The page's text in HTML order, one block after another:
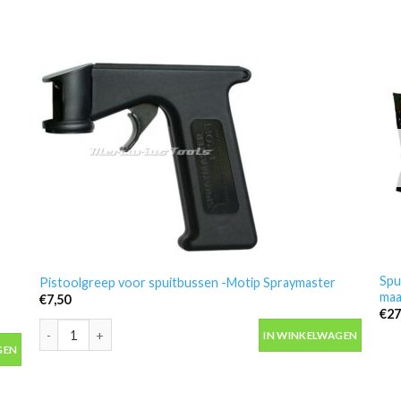
aantal
Pistoolgreep voor spuitbussen -Motip Spraymaster
€7,50
IN WINKELWAGEN
€